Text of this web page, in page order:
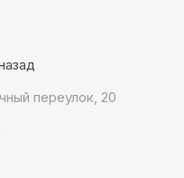
переулок, 20